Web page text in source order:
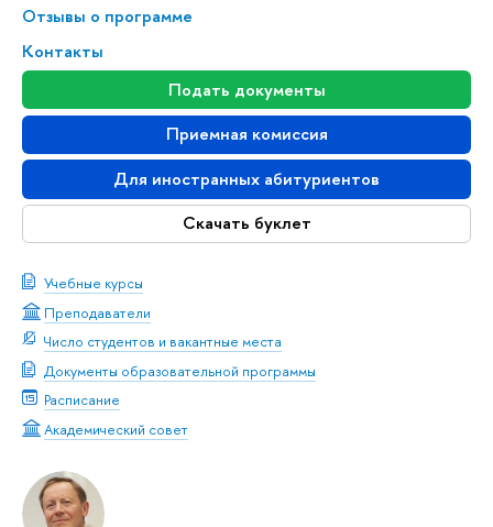
Отзывы о программе
Контакты
Подать документы
Приемная комиссия
Для иностранных абитуриентов
Скачать буклет
Учебные курсы
Преподаватели
Число студентов и вакантные места
Документы образовательной программы
Расписание
Академический совет